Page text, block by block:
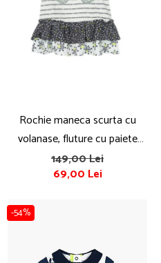
Rochie maneca scurta cu
volanase, fluture cu paiete
aplicat, bumbac, Boboli
149,00 Lei
69,00 Lei
-54%